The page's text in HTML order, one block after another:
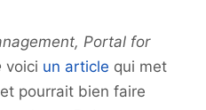
Portal for
voici un article qui met
pourrait bien faire